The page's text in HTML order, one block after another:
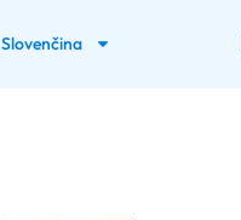
Slovenčina